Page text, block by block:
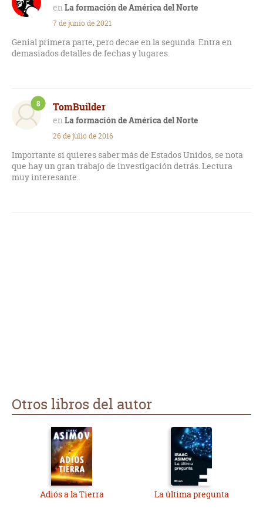
La formación de América del Norte
7 de junio de 2021
Genial primera parte, pero decae en la segunda. Entra en
demasiados detalles de fechas y lugares.
TomBuilder
La formación de América del Norte
8
26 de julio de 2016
Importante si quieres saber más de Estados Unidos, se nota
que hay un gran trabajo de investigación detrás. Lectura
muy interesante.
Otros libros del autor
Adiós a la Tierra La última pregunta